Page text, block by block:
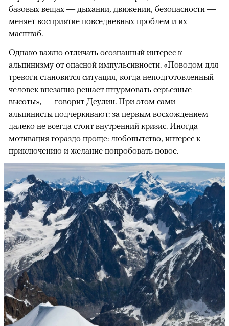
базовых вещах — дыхании, движении, безопасности —
меняет восприятие повседневных проблем и их
масштаб.
Однако важно отличать осознанный интерес к
альпинизму от опасной импульсивности. «Поводом для
тревоги становится ситуация, когда неподготовленный
человек внезапно решает штурмовать серьезные
высоты», — говорит Деулин. При этом сами
альпинисты подчеркивают: за первым восхождением
далеко не всегда стоит внутренний кризис. Иногда
мотивация гораздо проще: любопытство, интерес к
приключению и желание попробовать новое.